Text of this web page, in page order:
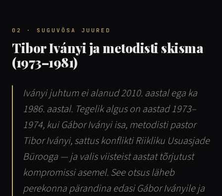
02 · SUGUVÕSA JUURED
Tibor Iványi ja metodisti skisma
(1973–1981)
Iványi juhtum ei alanud 2010. aastal ega ka
1986. aastal. Tegelik algus on aastad 1973–
1974, kui Gábor Iványi isa, metodisti pastor
Tibor Iványi, sattus konflikti Riikliku Usuasjade
Bürooga — ja valis viisteist aastat tõrjutust
kompromissi asemel. See otsus läheb
perekonna pärandina edasi Gábor Iványile ja